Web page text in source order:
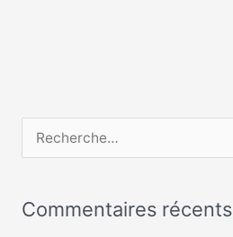
c
Commentaires récents